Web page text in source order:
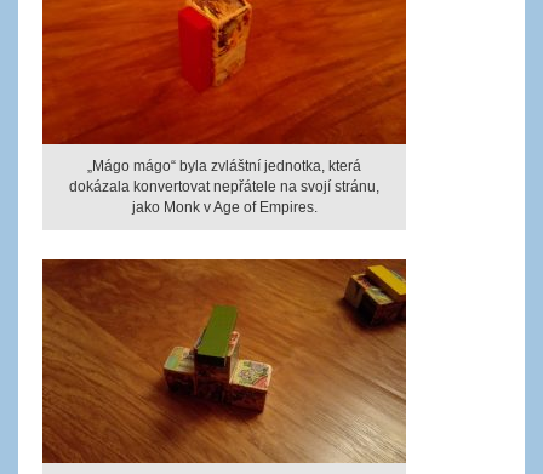
„Mágo mágo“ byla zvláštní jednotka, která
dokázala konvertovat nepřátele na svojí stránu,
jako Monk v Age of Empires.